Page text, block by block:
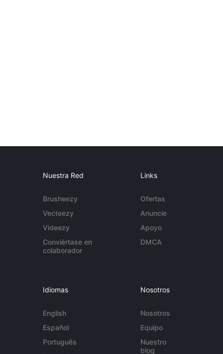
Nuestra Red
Brusheezy
Vecteezy
Videezy
Conviértase en
colaborador
Links
Ofertas
Anuncie
Apoyo
DMCA
Idiomas
English
Español
Português
Nosotros
Nosotros
Equipo
Nuestro
blog